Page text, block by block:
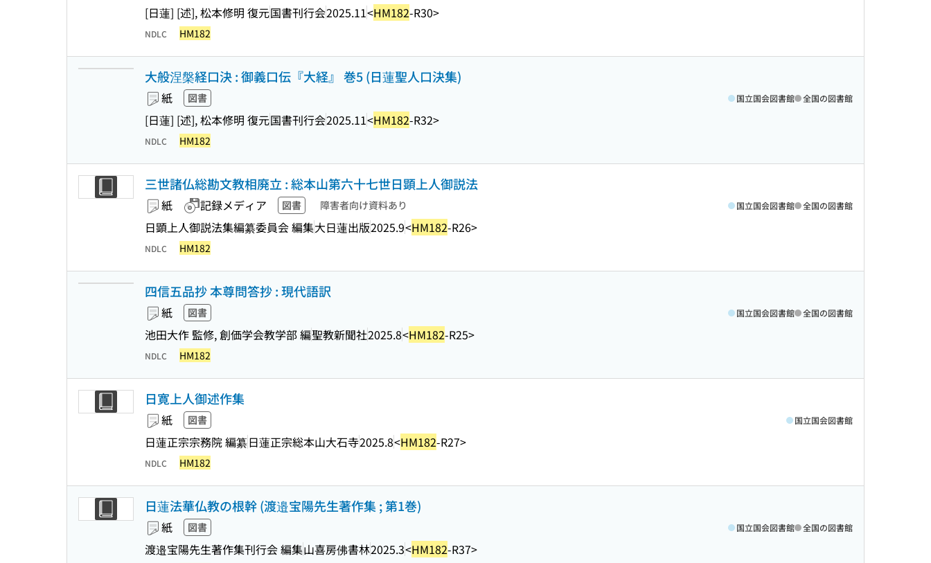
[日蓮] [述], 松本修明 復元国書刊行会2025.11<HM182-R30>
NDLC HM182
大般涅槃経口決 : 御義口伝『大経』 巻5 (日蓮聖人口決集)
紙 図書
[日蓮] [述], 松本修明 復元国書刊行会2025.11<HM182-R32>
国立国会図書館 全国の図書館
NDLC HM182
三世諸仏総勘文教相廃立 : 総本山第六十七世日顕上人御説法
紙 記録メディア 図書 障害者向け資料あり
日顕上人御説法集編纂委員会 編集大日蓮出版2025.9<HM182-R26>
国立国会図書館 全国の図書館
NDLC HM182
四信五品抄 本尊問答抄 : 現代語訳
紙 図書
池田大作 監修, 創価学会教学部 編聖教新聞社2025.8<HM182-R25>
国立国会図書館 全国の図書館
NDLC HM182
日寛上人御述作集
紙 図書
日蓮正宗宗務院 編纂日蓮正宗総本山大石寺2025.8<HM182-R27>
国立国会図書館
NDLC HM182
日蓮法華仏教の根幹 (渡邉宝陽先生著作集 ; 第1巻)
紙 図書
渡邉宝陽先生著作集刊行会 編集山喜房佛書林2025.3<HM182-R37>
国立国会図書館 全国の図書館